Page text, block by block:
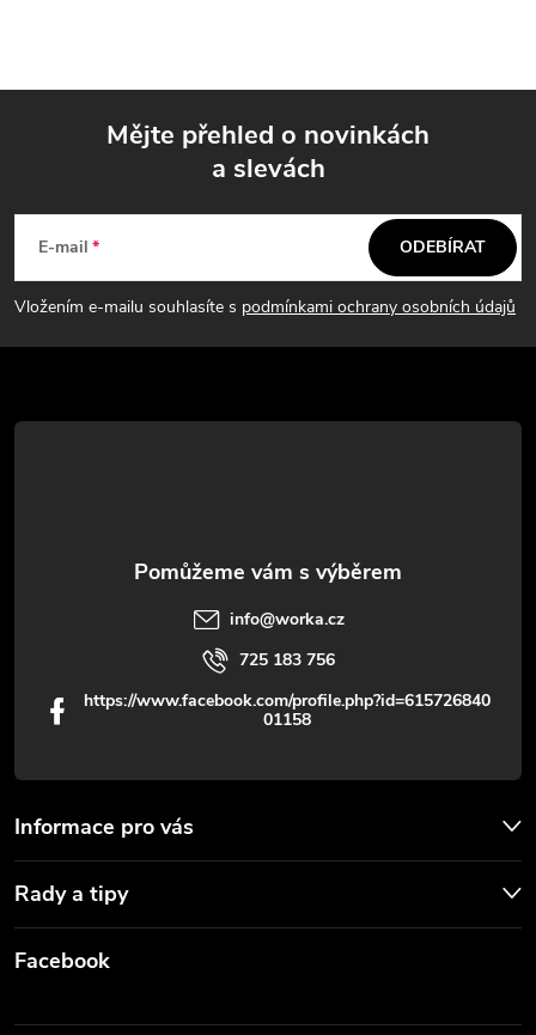
p
a
t
Mějte přehled o novinkách
a slevách
E-mail
Vložením e-mailu souhlasíte s podmínkami ochrany osobních údajů
ODEBÍRAT
Informace pro vás
Rady a tipy
info@worka.cz
725 183 756
https://www.facebook.com/profile.php?id=615726840
01158
Facebook